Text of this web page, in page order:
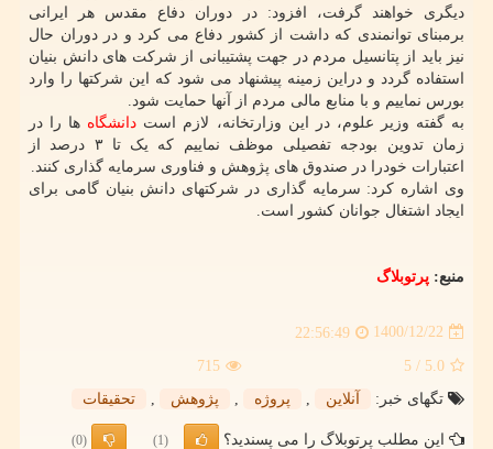
دیگری خواهند گرفت، افزود: در دوران دفاع مقدس هر ایرانی
برمبنای توانمندی که داشت از کشور دفاع می کرد و در دوران حال
نیز باید از پتانسیل مردم در جهت پشتیبانی از شرکت های دانش بنیان
استفاده گردد و دراین زمینه پیشنهاد می شود که این شرکتها را وارد
بورس نماییم و با منابع مالی مردم از آنها حمایت شود.
به گفته وزیر علوم، در این وزارتخانه، لازم است دانشگاه ها را در
زمان تدوین بودجه تفصیلی موظف نماییم که یک تا ۳ درصد از
اعتبارات خودرا در صندوق های پژوهش و فناوری سرمایه گذاری کنند.
وی اشاره کرد: سرمایه گذاری در شرکتهای دانش بنیان گامی برای
ایجاد اشتغال جوانان کشور است.
منبع: پرتوبلاگ
1400/12/22
22:56:49
5.0
/ 5
715
تگهای خبر:
آنلاین پروژه پژوهش تحقیقات
این مطلب پرتوبلاگ را می پسندید؟ (1)
(0)